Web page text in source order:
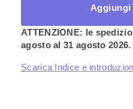
ATTENZIONE: le
agosto al 31 agosto 2026.
Scarica Indice e